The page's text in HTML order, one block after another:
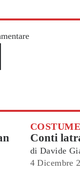
COSTUME
Conti
di Davide
4 Dicembre